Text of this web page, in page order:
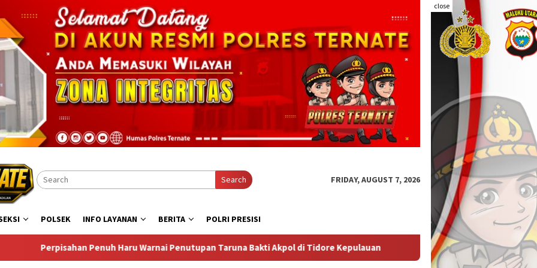
close
Search FRIDAY, AUGUST 7, 2026
POLSEK INFO LAYANAN BERITA POLRI PRESISI
Warnai Penutupan Taruna Bakti Akpol di Tidore Kepulauan KBPBI Apresiasi Komitmen Kapolri Kawal Aspirasi dalam